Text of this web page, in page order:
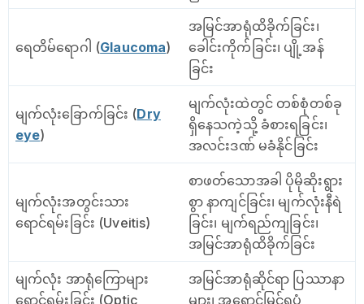
ရေတိမ်ရောဂါ (Glaucoma)
အမြင်အာရုံထိခိုက်ခြင်း၊
ခေါင်းကိုက်ခြင်း၊ ပျို့အန်
ခြင်း
မျက်လုံးခြောက်ခြင်း (Dry
eye)
မျက်လုံးထဲတွင် တစ်စုံတစ်ခု
ရှိနေသကဲ့သို့ ခံစားရခြင်း၊
အလင်းဒဏ် မခံနိုင်ခြင်း
မျက်လုံးအတွင်းသား
ရောင်ရမ်းခြင်း (Uveitis)
စာဖတ်သောအခါ ပိုမိုဆိုးရွား
စွာ နာကျင်ခြင်း၊ မျက်လုံးနီရဲ
ခြင်း၊ မျက်ရည်ကျခြင်း၊
အမြင်အာရုံထိခိုက်ခြင်း
မျက်လုံး အာရုံကြောများ
ရောင်ရမ်းခြင်း (Optic
အမြင်အာရုံဆိုင်ရာ ပြဿာနာ
များ၊ အရောင်မြင်ရပုံ